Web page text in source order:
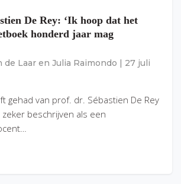
De Rey: ‘Ik hoop dat het
honderd jaar mag
de Laar en Julia Raimondo
27 juli
gehad van prof. dr. Sébastien De Rey
beschrijven als een